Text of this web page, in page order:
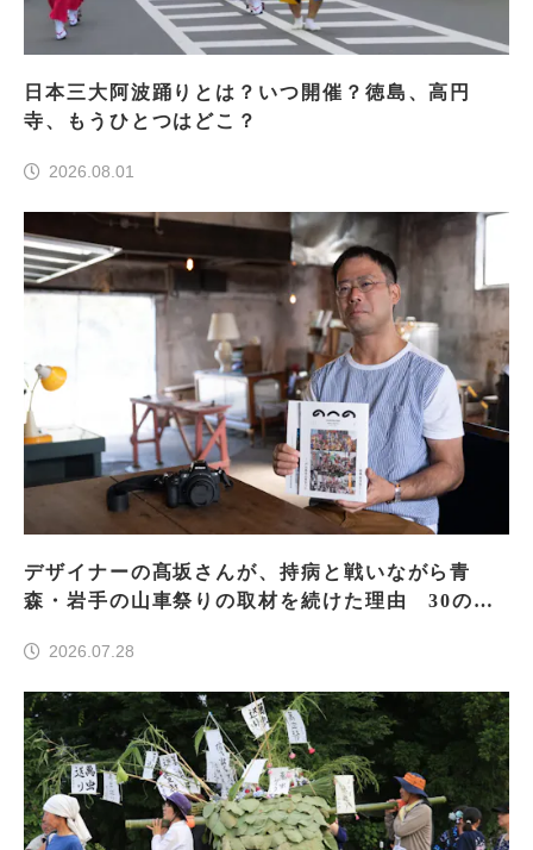
日本三大阿波踊りとは？いつ開催？徳島、高円
寺、もうひとつはどこ？
2026.08.01
デザイナーの髙坂さんが、持病と戦いながら青
森・岩手の山車祭りの取材を続けた理由 30の山
2026.07.28